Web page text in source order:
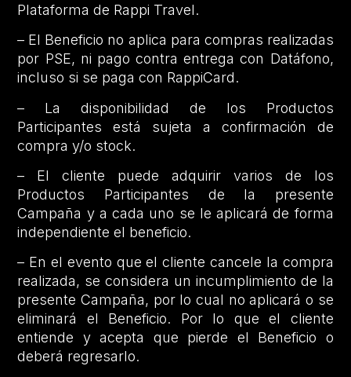
Plataforma de Rappi Travel.
– El Beneficio no aplica para compras realizadas
por PSE, ni pago contra entrega con Datáfono,
incluso si se paga con RappiCard.
– La disponibilidad de los Productos
Participantes está sujeta a confirmación de
compra y/o stock.
– El cliente puede adquirir varios de los
Productos Participantes de la presente
Campaña y a cada uno se le aplicará de forma
independiente el beneficio.
– En el evento que el cliente cancele la compra
realizada, se considera un incumplimiento de la
presente Campaña, por lo cual no aplicará o se
eliminará el Beneficio. Por lo que el cliente
entiende y acepta que pierde el Beneficio o
deberá regresarlo.